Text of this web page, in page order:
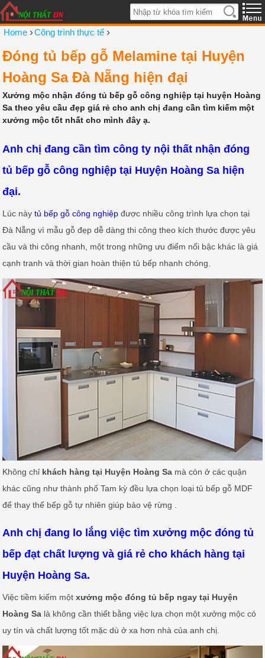
Home ›Công trình thực tế ›
Đóng tủ bếp gỗ Melamine tại Huyện
Hoàng Sa Đà Nẵng hiện đại
Xưởng mộc nhận đóng tủ bếp gỗ công nghiệp tại huyện Hoàng
Sa theo yêu cầu đẹp giá rẻ cho anh chị đang cần tìm kiếm một
xưởng mộc tốt nhất cho mình đây ạ.
Anh chị đang cần tìm công ty nội thất nhận đóng
tủ bếp gỗ công nghiệp tại Huyện Hoàng Sa hiện
đại.
Lúc nàytủ bếp gỗ công nghiệp được nhiều công trình lựa chọn tại
Đà Nẵng vì mẫu gỗ đẹp dễ dàng thi công theo kích thước được yêu
cầu và thi công nhanh, một trong những ưu điểm nổi bậc khác là giá
cạnh tranh và thời gian hoàn thiện tủ bếp nhanh chóng.
Không chỉ khách hàng tại Huyện Hoàng Sa mà còn ở các quận
khác cũng như thành phố Tam kỳ đều lựa chọn loại tủ bếp gỗ MDF
để thay thế bếp gỗ tự nhiên giúp bảo vệ rừng .
Anh chị đang lo lắng việc tìm xưởng mộc đóng tủ
bếp đạt chất lượng và giá rẻ cho khách hàng tại
Huyện Hoàng Sa.
Việc tiềm kiếm mộtxưởng mộc đóng tủ bếp ngay tại Huyện
Hoàng Sa là không cần thiết bằng việc lựa chọn một xưởng mộc có
uy tín và chất lượng tốt mặc dù ở xa hơn nhà của anh chị.